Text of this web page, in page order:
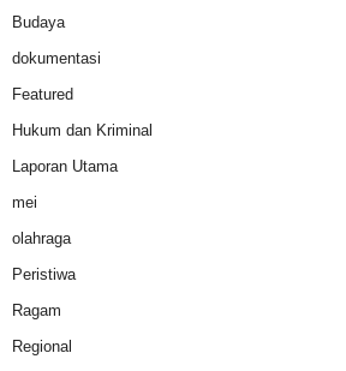
Budaya
dokumentasi
Featured
Hukum dan Kriminal
Laporan Utama
mei
olahraga
Peristiwa
Ragam
Regional